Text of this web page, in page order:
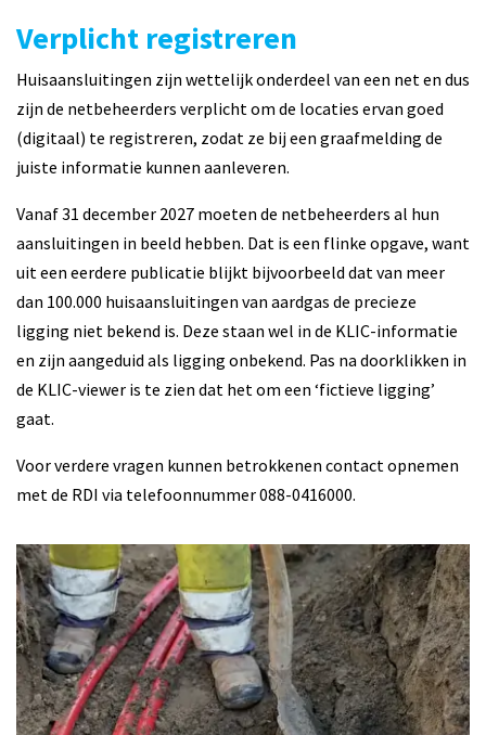
Verplicht registreren
Huisaansluitingen zijn wettelijk onderdeel van een net en dus
zijn de netbeheerders verplicht om de locaties ervan goed
(digitaal) te registreren, zodat ze bij een graafmelding de
juiste informatie kunnen aanleveren.
Vanaf 31 december 2027 moeten de netbeheerders al hun
aansluitingen in beeld hebben. Dat is een flinke opgave, want
uit een eerdere publicatie blijkt bijvoorbeeld dat van meer
dan 100.000 huisaansluitingen van aardgas de precieze
ligging niet bekend is. Deze staan wel in de KLIC-informatie
en zijn aangeduid als ligging onbekend. Pas na doorklikken in
de KLIC-viewer is te zien dat het om een ‘fictieve ligging’
gaat.
Voor verdere vragen kunnen betrokkenen contact opnemen
met de RDI via telefoonnummer 088-0416000.